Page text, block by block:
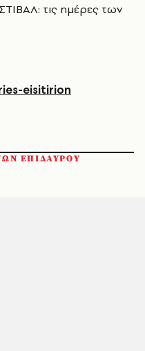
τις ημέρες των
eisitirion
ΕΠΙΔΑΥΡΟΥ